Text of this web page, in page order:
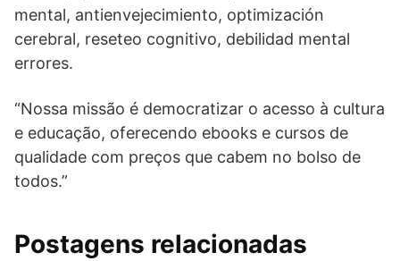
mental, antienvejecimiento, optimización
cerebral, reseteo cognitivo, debilidad mental
errores.
“Nossa missão é democratizar o acesso à cultura
e educação, oferecendo ebooks e cursos de
qualidade com preços que cabem no bolso de
todos.”
Postagens relacionadas